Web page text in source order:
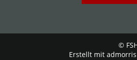
©
Erstellt mit